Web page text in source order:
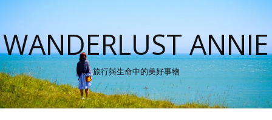
WANDERLUST ANNIE
旅行與生命中的美好事物